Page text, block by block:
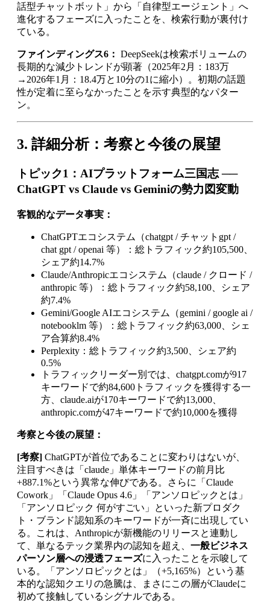
話型チャットボット」から「自律型エージェント」へ
進化するフェーズに入ったことを、検索行動が裏付け
ている。
ファインディングス6： DeepSeekは検索ボリュームの
長期的な減少トレンドが顕著（2025年2月：183万
→2026年1月：18.4万と10分の1に縮小）。初期の話題
性が定着に至らなかったことを示す典型的なパター
ン。
3. 詳細分析：考察と今後の展望
トピック1：AIプラットフォーム三国志 ──
ChatGPT vs Claude vs Geminiの勢力図変動
客観的なデータ事実：
ChatGPTエコシステム（chatgpt / チャットgpt /
chat gpt / openai 等）：総トラフィック約105,500、
シェア約14.7%
Claude/Anthropicエコシステム（claude / クロード /
anthropic 等）：総トラフィック約58,100、シェア
約7.4%
Gemini/Google AIエコシステム（gemini / google ai /
notebooklm 等）：総トラフィック約63,000、シェ
ア合算約8.4%
Perplexity：総トラフィック約3,500、シェア約
0.5%
トラフィックリーダー別では、chatgpt.comが917
キーワードで約84,600トラフィックを獲得する一
方、claude.aiが170キーワードで約13,000、
anthropic.comが47キーワードで約10,000を獲得
考察と今後の展望：
[考察] ChatGPTが首位であることに変わりはないが、
注目すべきは「claude」単体キーワードの前月比
+887.1%という異常な伸びである。さらに「Claude
Cowork」「Claude Opus 4.6」「アンソロピックとは」
「アンソロピック 何がすごい」といった新プロダク
ト・ブランド認知系のキーワードが一斉に出現してい
る。これは、Anthropicが新機能のリリースと連動し
て、単なるテック業界内の認知を超え、 一般ビジネス
パーソン層への浸透フェーズに入ったことを示唆して
いる。「アンソロピックとは」（+5,165%）という基
本的な認知クエリの急騰は、まさにこの層がClaudeに
初めて接触しているシグナルである。